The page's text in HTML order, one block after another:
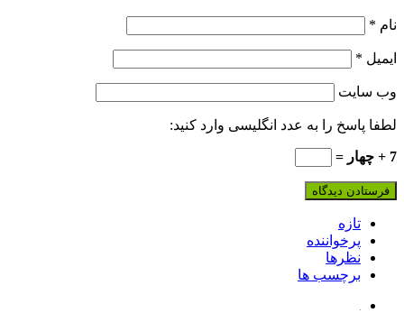
نام *
ایمیل *
وب‌ سایت
لطفا پاسخ را به عدد انگلیسی وارد کنید:
7 + چهار =
تازه
پرخواننده
نظرها
برچسب ها